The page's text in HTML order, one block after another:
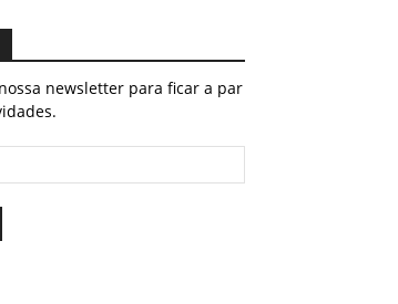
newsletter para ficar a par